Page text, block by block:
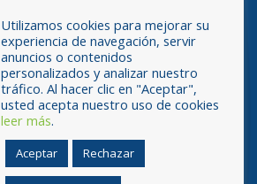
Utilizamos cookies para mejorar su
experiencia de navegación, servir
anuncios o contenidos
personalizados y analizar nuestro
tráfico. Al hacer clic en "Aceptar",
usted acepta nuestro uso de cookies
leer más.
Aceptar Rechazar